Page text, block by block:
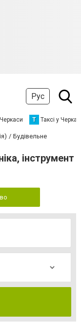
Рус
Т Таксі у
Будівельне
інструмент